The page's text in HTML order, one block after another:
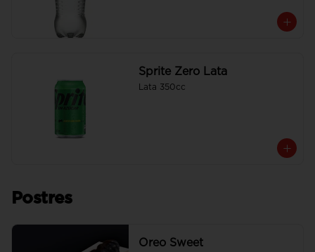
Sprite Zero Lata
Lata 350cc
Postres
Oreo Sweet